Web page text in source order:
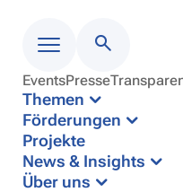
Menü
EventsPresse
Themen
Förderungen
Projekte
News & Insights
Über uns